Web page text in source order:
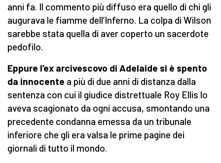
anni fa. Il commento più diffuso era quello di chi gli
augurava le fiamme dell’Inferno. La colpa di Wilson
sarebbe stata quella di aver coperto un sacerdote
pedofilo.
Eppure l’ex arcivescovo di Adelaide si è spento
da innocente a più di due anni di distanza dalla
sentenza con cui il giudice distrettuale Roy Ellis lo
aveva scagionato da ogni accusa, smontando una
precedente condanna emessa da un tribunale
inferiore che gli era valsa le prime pagine dei
giornali di tutto il mondo.